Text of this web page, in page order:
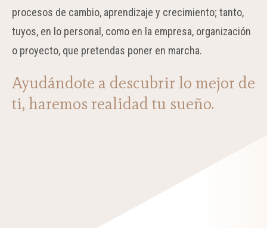
procesos de cambio, aprendizaje y crecimiento; tanto,
tuyos, en lo personal, como en la empresa, organización
o proyecto, que pretendas poner en marcha.
Ayudándote a descubrir lo mejor de
ti, haremos realidad tu sueño.